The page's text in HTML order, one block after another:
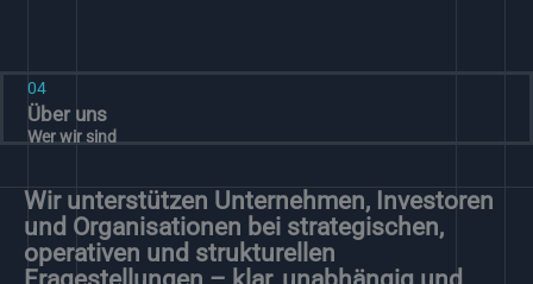
04
Über uns
Wer wir sind
Wir unterstützen Unternehmen, Investoren
und Organisationen bei strategischen,
operativen und strukturellen